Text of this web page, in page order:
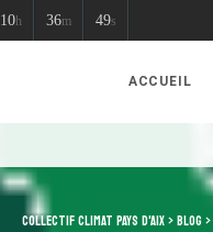
10h 36m 48s
ACCUEIL
COLLECTIF CLIMAT PAYS D'AIX>BLOG>